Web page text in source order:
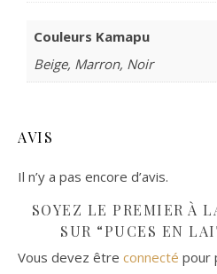
Couleurs Kamapu
Beige, Marron, Noir
AVIS
Il n’y a pas encore d’avis.
SOYEZ LE PREMIER À
SUR “PUCES EN
Vous devez être connecté pour